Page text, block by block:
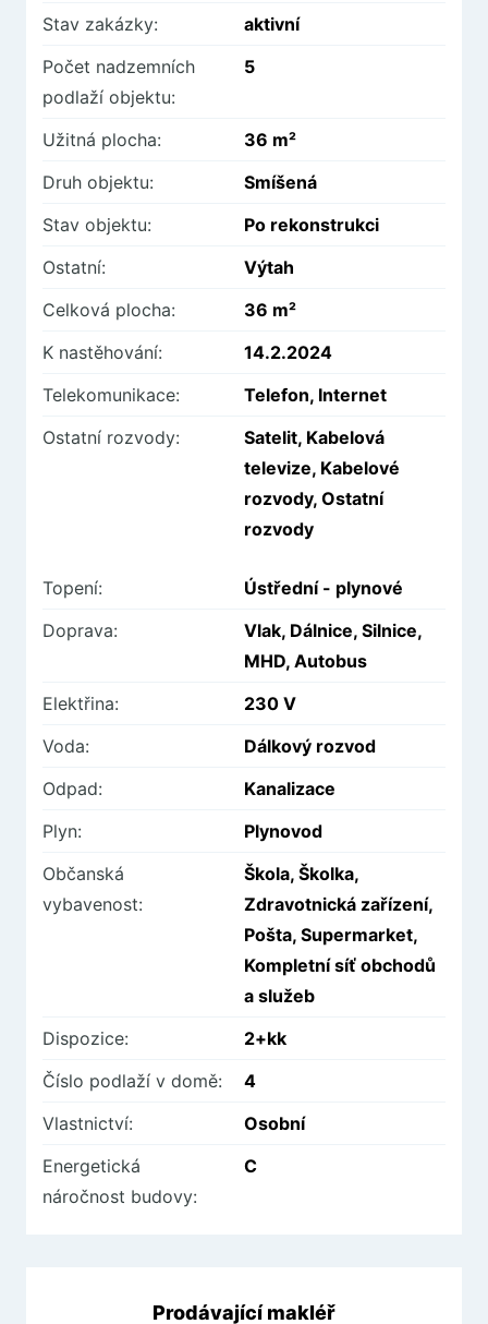
zmeškat. Kontaktujte nás co nejdříve a domluvte
Stav zakázky:
aktivní
Počet nadzemních
podlaží objektu:
5
Užitná plocha:
36 m²
Druh objektu:
Smíšená
Stav objektu:
Po rekonstrukci
Ostatní:
Výtah
Celková plocha:
36 m²
K nastěhování:
14.2.2024
Telekomunikace:
Telefon, Internet
Ostatní rozvody:
Satelit, Kabelová
televize, Kabelové
rozvody, Ostatní
rozvody
Topení:
Ústřední - plynové
Doprava:
Vlak, Dálnice, Silnice,
MHD, Autobus
Elektřina:
230 V
Voda:
Dálkový rozvod
Odpad:
Kanalizace
Plyn:
Plynovod
Občanská
vybavenost:
Škola, Školka,
Zdravotnická zařízení,
Pošta, Supermarket,
Kompletní síť obchodů
a služeb
Dispozice:
2+kk
Číslo podlaží v domě:
4
Vlastnictví:
Osobní
Energetická
náročnost budovy:
C
Prodávající makléř